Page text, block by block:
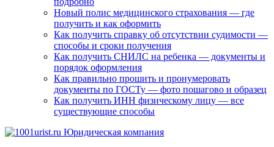
Новый полис медицинского страхования — где
получить и как оформить
Как получить справку об отсутствии судимости —
способы и сроки получения
Как получить СНИЛС на ребенка — документы и
порядок оформления
Как правильно прошить и пронумеровать
документы по ГОСТу — фото пошагово и образец
Как получить ИНН физическому лицу — все
существующие способы